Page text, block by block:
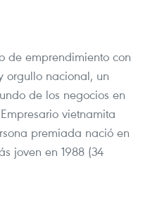
de emprendimiento con
orgullo nacional, un
de los negocios en
vietnamita
premiada nació en
joven en 1988 (34